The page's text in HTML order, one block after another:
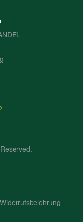
Widerrufsbelehrung